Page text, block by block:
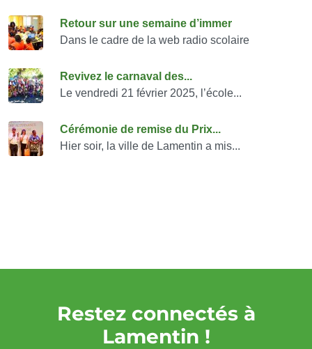
Consulter également
Retour sur une semaine d’immer
Dans le cadre de la web radio scolaire
Revivez le carnaval des...
Le vendredi 21 février 2025, l’école...
Cérémonie de remise du Prix...
Hier soir, la ville de Lamentin a mis...
Restez connectés à
Lamentin !